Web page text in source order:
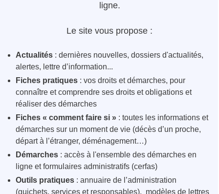
ligne.
Le site vous propose :
Actualités : dernières nouvelles, dossiers d'actualités,
alertes, lettre d’information...
Fiches pratiques : vos droits et démarches, pour
connaître et comprendre ses droits et obligations et
réaliser des démarches
Fiches « comment faire si » : toutes les informations et
démarches sur un moment de vie (décès d’un proche,
départ à l’étranger, déménagement…)
Démarches : accès à l'ensemble des démarches en
ligne et formulaires administratifs (cerfas)
Outils pratiques : annuaire de l’administration
(guichets, services et responsables), modèles de lettres